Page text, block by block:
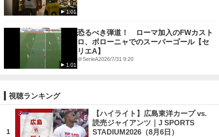
1:01
1:01
恐るべき弾道！ ローマ加入のFWカスト
ロ、ボローニャでのスーパーゴール【セ
リエA】
＠SerieA2026/7/31 9:20
視聴ランキング
1
【ハイライト】広島東洋カープ vs.
読売ジャイアンツ｜J SPORTS
STADIUM2026（8月6日）